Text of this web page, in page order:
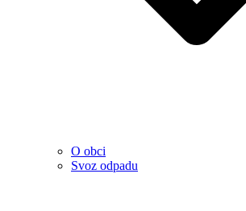
O obci
Svoz odpadu